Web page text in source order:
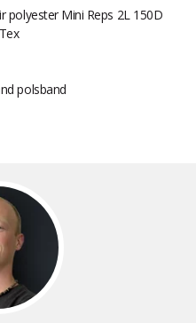
polyester Mini Reps 2L 150D
polsband